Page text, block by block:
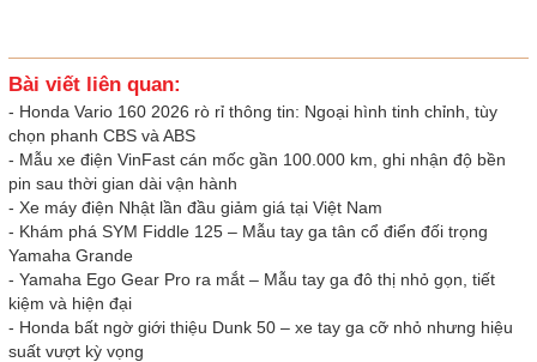
Bài viết liên quan:
- Honda Vario 160 2026 rò rỉ thông tin: Ngoại hình tinh chỉnh, tùy
chọn phanh CBS và ABS
- Mẫu xe điện VinFast cán mốc gần 100.000 km, ghi nhận độ bền
pin sau thời gian dài vận hành
- Xe máy điện Nhật lần đầu giảm giá tại Việt Nam
- Khám phá SYM Fiddle 125 – Mẫu tay ga tân cổ điển đối trọng
Yamaha Grande
- Yamaha Ego Gear Pro ra mắt – Mẫu tay ga đô thị nhỏ gọn, tiết
kiệm và hiện đại
- Honda bất ngờ giới thiệu Dunk 50 – xe tay ga cỡ nhỏ nhưng hiệu
suất vượt kỳ vọng